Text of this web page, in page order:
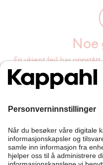
Noe
En ukjent feil har